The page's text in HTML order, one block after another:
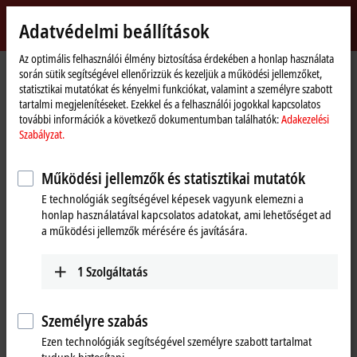
Beckhoff
-
New
Automation
Technology
KezdőlapVállalati információk
Hírek
Innovative condition monitoring systems for compact drive trains in wind
turbines
Az "Accept"-re kattintva megjelenik a videó, és megadhatók az
adatkezelési beállítások; a Video-ból származó külső tartalmat ekkor
tölti be a rendszer. További részletek itt találhatók:Adakezelési
Szabályzat.
Dec 15, 2020
Adatvédelmi beállítások
Az optimális felhasználói élmény biztosítása érdekében a honlap használata
során sütik segítségével ellenőrizzük és kezeljük a működési jellemzőket,
statisztikai mutatókat és kényelmi funkciókat, valamint a személyre szabott
tartalmi megjelenítéseket. Ezekkel és a felhasználói jogokkal kapcsolatos
további információk a következő dokumentumban találhatók:Adakezelési
Szabályzat.
Működési jellemzők és statisztikai mutatók
E technológiák segítségével képesek vagyunk elemezni a
honlap használatával kapcsolatos adatokat, ami lehetőséget ad
a működési jellemzők mérésére és javítására.
1 Szolgáltatás
Személyre szabás
Ezen technológiák segítségével személyre szabott tartalmat